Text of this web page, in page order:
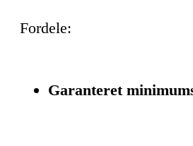
Fordele:
Garanteret